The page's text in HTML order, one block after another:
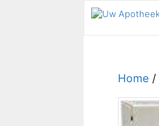
Home /